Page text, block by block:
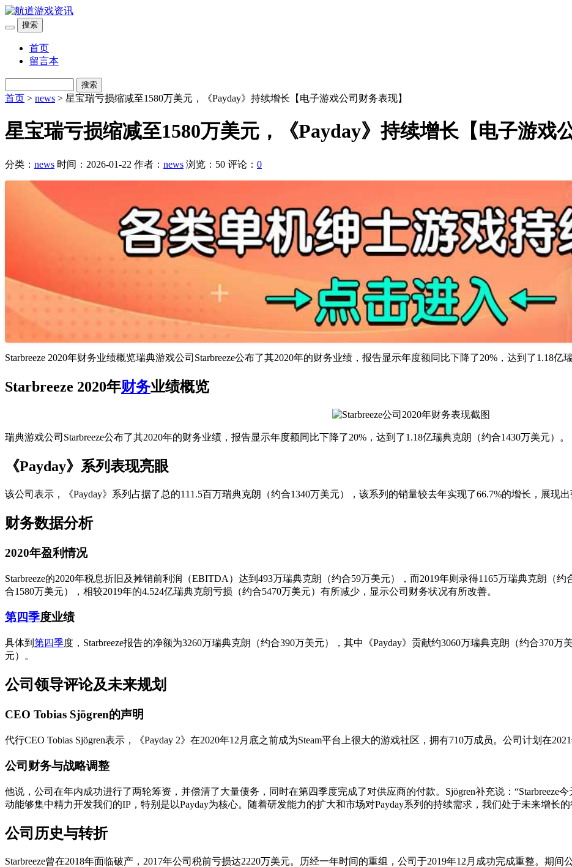
搜索
首页
留言本
搜索
首页 > news > 星宝瑞亏损缩减至1580万美元，《Payday》持续增长【电子游戏公司财务表现】
星宝瑞亏损缩减至1580万美元，《Payday》持续增长【电子游戏
分类： news 时间：2026-01-22 作者： news 浏览：50 评论： 0
Starbreeze 2020年财务业绩概览瑞典游戏公司Starbreeze公布了其2020年的财务业绩，报告显示年度额同比下降了20%，达到了1.18亿
Starbreeze 2020年财务业绩概览
瑞典游戏公司Starbreeze公布了其2020年的财务业绩，报告显示年度额同比下降了20%，达到了1.18亿瑞典克朗（约合1430万美元）。
《Payday》系列表现亮眼
该公司表示，《Payday》系列占据了总的111.5百万瑞典克朗（约合1340万美元），该系列的销量较去年实现了66.7%的增长，展现出
财务数据分析
2020年盈利情况
Starbreeze的2020年税息折旧及摊销前利润（EBITDA）达到493万瑞典克朗（约合59万美元），而2019年则录得1165万瑞典克朗（
合1580万美元），相较2019年的4.524亿瑞典克朗亏损（约合5470万美元）有所减少，显示公司财务状况有所改善。
第四季度业绩
具体到 第四季度，Starbreeze报告的净额为3260万瑞典克朗（约合390万美元），其中《Payday》贡献约3060万瑞典克朗（约合370
元）。
公司领导评论及未来规划
CEO Tobias Sjögren的声明
代行CEO Tobias Sjögren表示，《Payday 2》在2020年12月底之前成为Steam平台上很大的游戏社区，拥有710万成员。公司计划在2021
公司财务与战略调整
他说，公司在年内成功进行了两轮筹资，并偿清了大量债务，同时在第四季度完成了对供应商的付款。Sjӧgren补充说：“Starbreeze
动能够集中精力开发我们的IP，特别是以Payday为核心。随着研发能力的扩大和市场对Payday系列的持续需求，我们处于未来增长
公司历史与转折
Starbreeze曾在2018年面临破产，2017年公司税前亏损达2220万美元。历经一年时间的重组，公司于2019年12月成功完成重整。期间